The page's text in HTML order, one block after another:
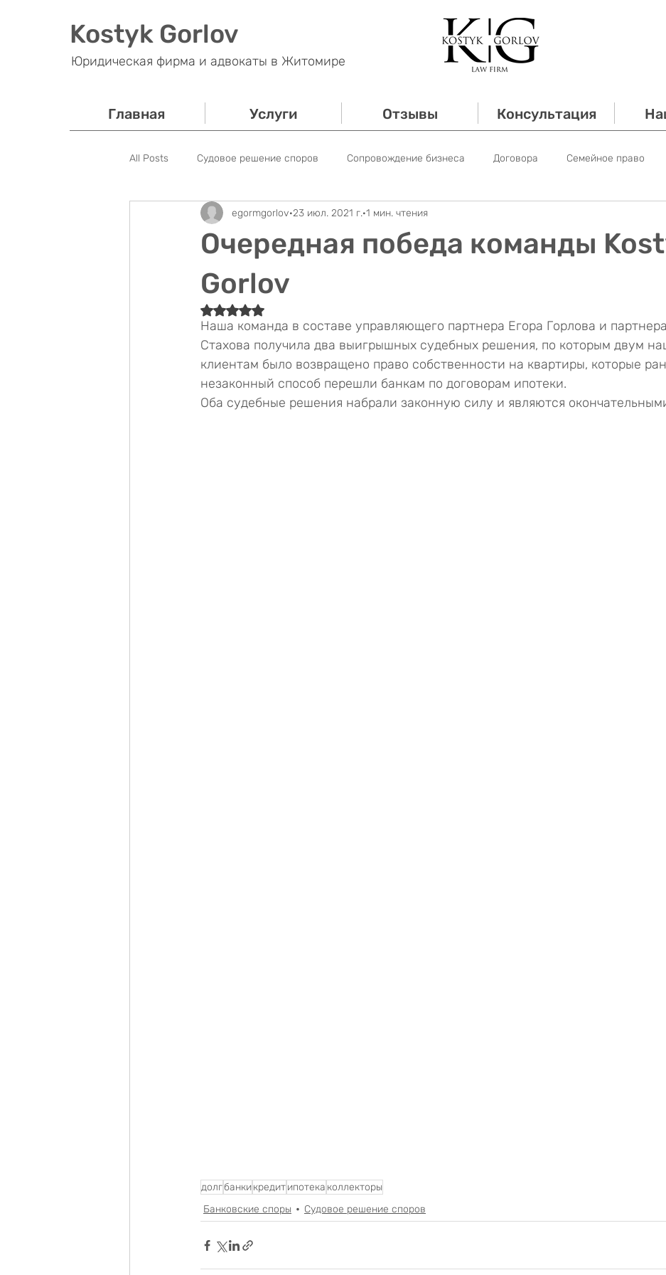
Kostyk Gorlov
Юридическая фирма и адвокаты в Житомире
Главная Услуги Отзывы Консультация
All Posts Судовое решение споров Сопровождение бизнеса Договора Семейное право
Банковские споры Налоговое право Трудовое право
Уголовное право
Очередная победа команды
Gorlov
egormgorlov 23 июл. 2021 г. 1 мин. чтения
Оценка: не число из 5 звезд.
Наша команда в составе управляющего партнера Егора Горлова и
Стахова получила два выигрышных судебных решения, по которым двум
клиентам было возвращено право собственности на квартиры, которые
незаконный способ перешли банкам по договорам ипотеки.
Оба судебные решения набрали законную силу и являются
долгбанкикредитипотека коллекторы
Банковские споры
Судовое решение споров